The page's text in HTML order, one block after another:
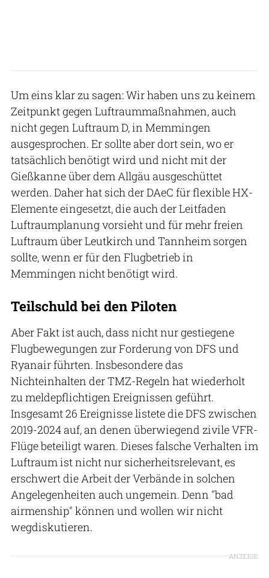
Um eins klar zu sagen: Wir haben uns zu keinem
Zeitpunkt gegen Luftraummaßnahmen, auch
nicht gegen Luftraum D, in Memmingen
ausgesprochen. Er sollte aber dort sein, wo er
tatsächlich benötigt wird und nicht mit der
Gießkanne über dem Allgäu ausgeschüttet
werden. Daher hat sich der DAeC für flexible HX-
Elemente eingesetzt, die auch der Leitfaden
Luftraumplanung vorsieht und für mehr freien
Luftraum über Leutkirch und Tannheim sorgen
sollte, wenn er für den Flugbetrieb in
Memmingen nicht benötigt wird.
Teilschuld bei den Piloten
Aber Fakt ist auch, dass nicht nur gestiegene
Flugbewegungen zur Forderung von DFS und
Ryanair führten. Insbesondere das
Nichteinhalten der TMZ-Regeln hat wiederholt
zu meldepflichtigen Ereignissen geführt.
Insgesamt 26 Ereignisse listete die DFS zwischen
2019-2024 auf, an denen überwiegend zivile VFR-
Flüge beteiligt waren. Dieses falsche Verhalten im
Luftraum ist nicht nur sicherheitsrelevant, es
erschwert die Arbeit der Verbände in solchen
Angelegenheiten auch ungemein. Denn "bad
airmenship" können und wollen wir nicht
wegdiskutieren.
ANZEIGE